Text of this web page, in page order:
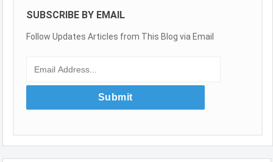
SUBSCRIBE BY EMAIL
Follow Updates Articles from This Blog via Email